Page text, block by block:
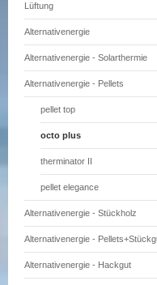
Lüftung
Alternativenergie
Alternativenergie - Solarthermie
Alternativenergie - Pellets
pellet top
octo plus
therminator II
pellet elegance
Alternativenergie - Stückholz
Alternativenergie -
Alternativenergie - Hackgut